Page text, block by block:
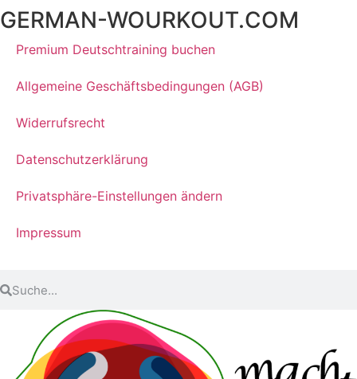
GERMAN-WOURKOUT.COM
Premium Deutschtraining buchen
Allgemeine Geschäftsbedingungen (AGB)
Widerrufsrecht
Datenschutzerklärung
Privatsphäre-Einstellungen ändern
Impressum